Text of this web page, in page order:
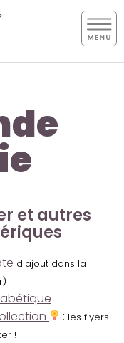
et autres
d'ajout dans la
: les flyers
!